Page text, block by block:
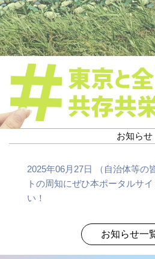
お知らせ
2025年06月27日 （自治体等の
トの周知にぜひ本ポータルサ
い！
お知らせ一